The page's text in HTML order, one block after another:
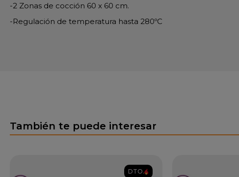
-2 Zonas de cocción 60 x 60 cm.
-Regulación de temperatura hasta 280ºC
También te puede interesar
DTO.